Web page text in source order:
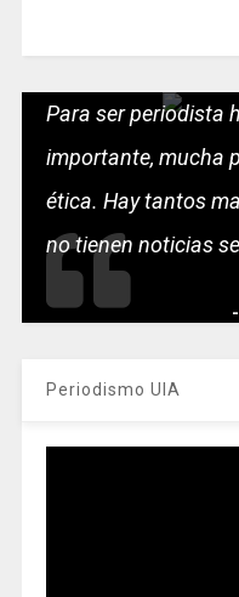
Para ser periodista
importante, mucha
ética. Hay tantos
no tienen noticias
Periodismo UIA